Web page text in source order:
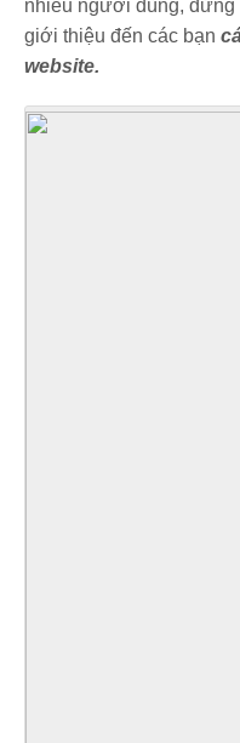
nhiều người dùng, đừng
giới thiệu đến các bạn
website.